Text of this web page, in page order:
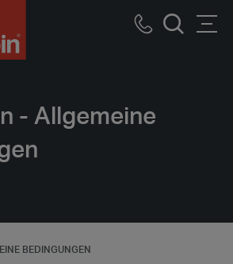
Call
- Allgemeine
BEDINGUNGEN